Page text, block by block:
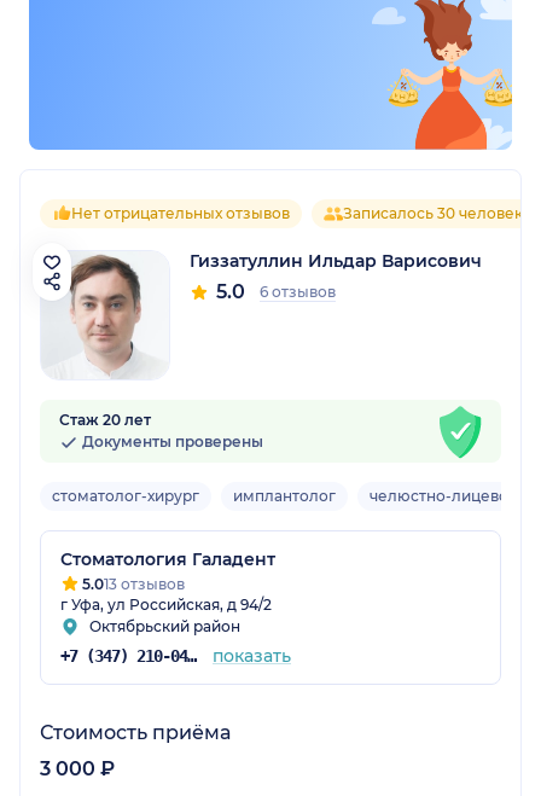
Нет отрицательных отзывов Записалось 30 человек
Гиззатуллин Ильдар Варисович
5.0 6 отзывов
Стаж 20 лет
Документы проверены
стоматолог-хирург имплантолог челюстно-лицевой
Стоматология Галадент
5.013 отзывов
г Уфа, ул Российская, д 94/2
Октябрьский район
+7 (347) 210-04-76 показать
Стоимость приёма
3 000 ₽